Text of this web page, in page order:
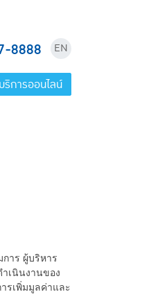
8888 EN
ริการออนไลน์
าร ผู้บริหาร
เนินงานของ
รเพิ่มมูลค่าและ